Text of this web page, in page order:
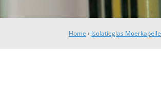
Home › Isolatieglas Moerkapelle